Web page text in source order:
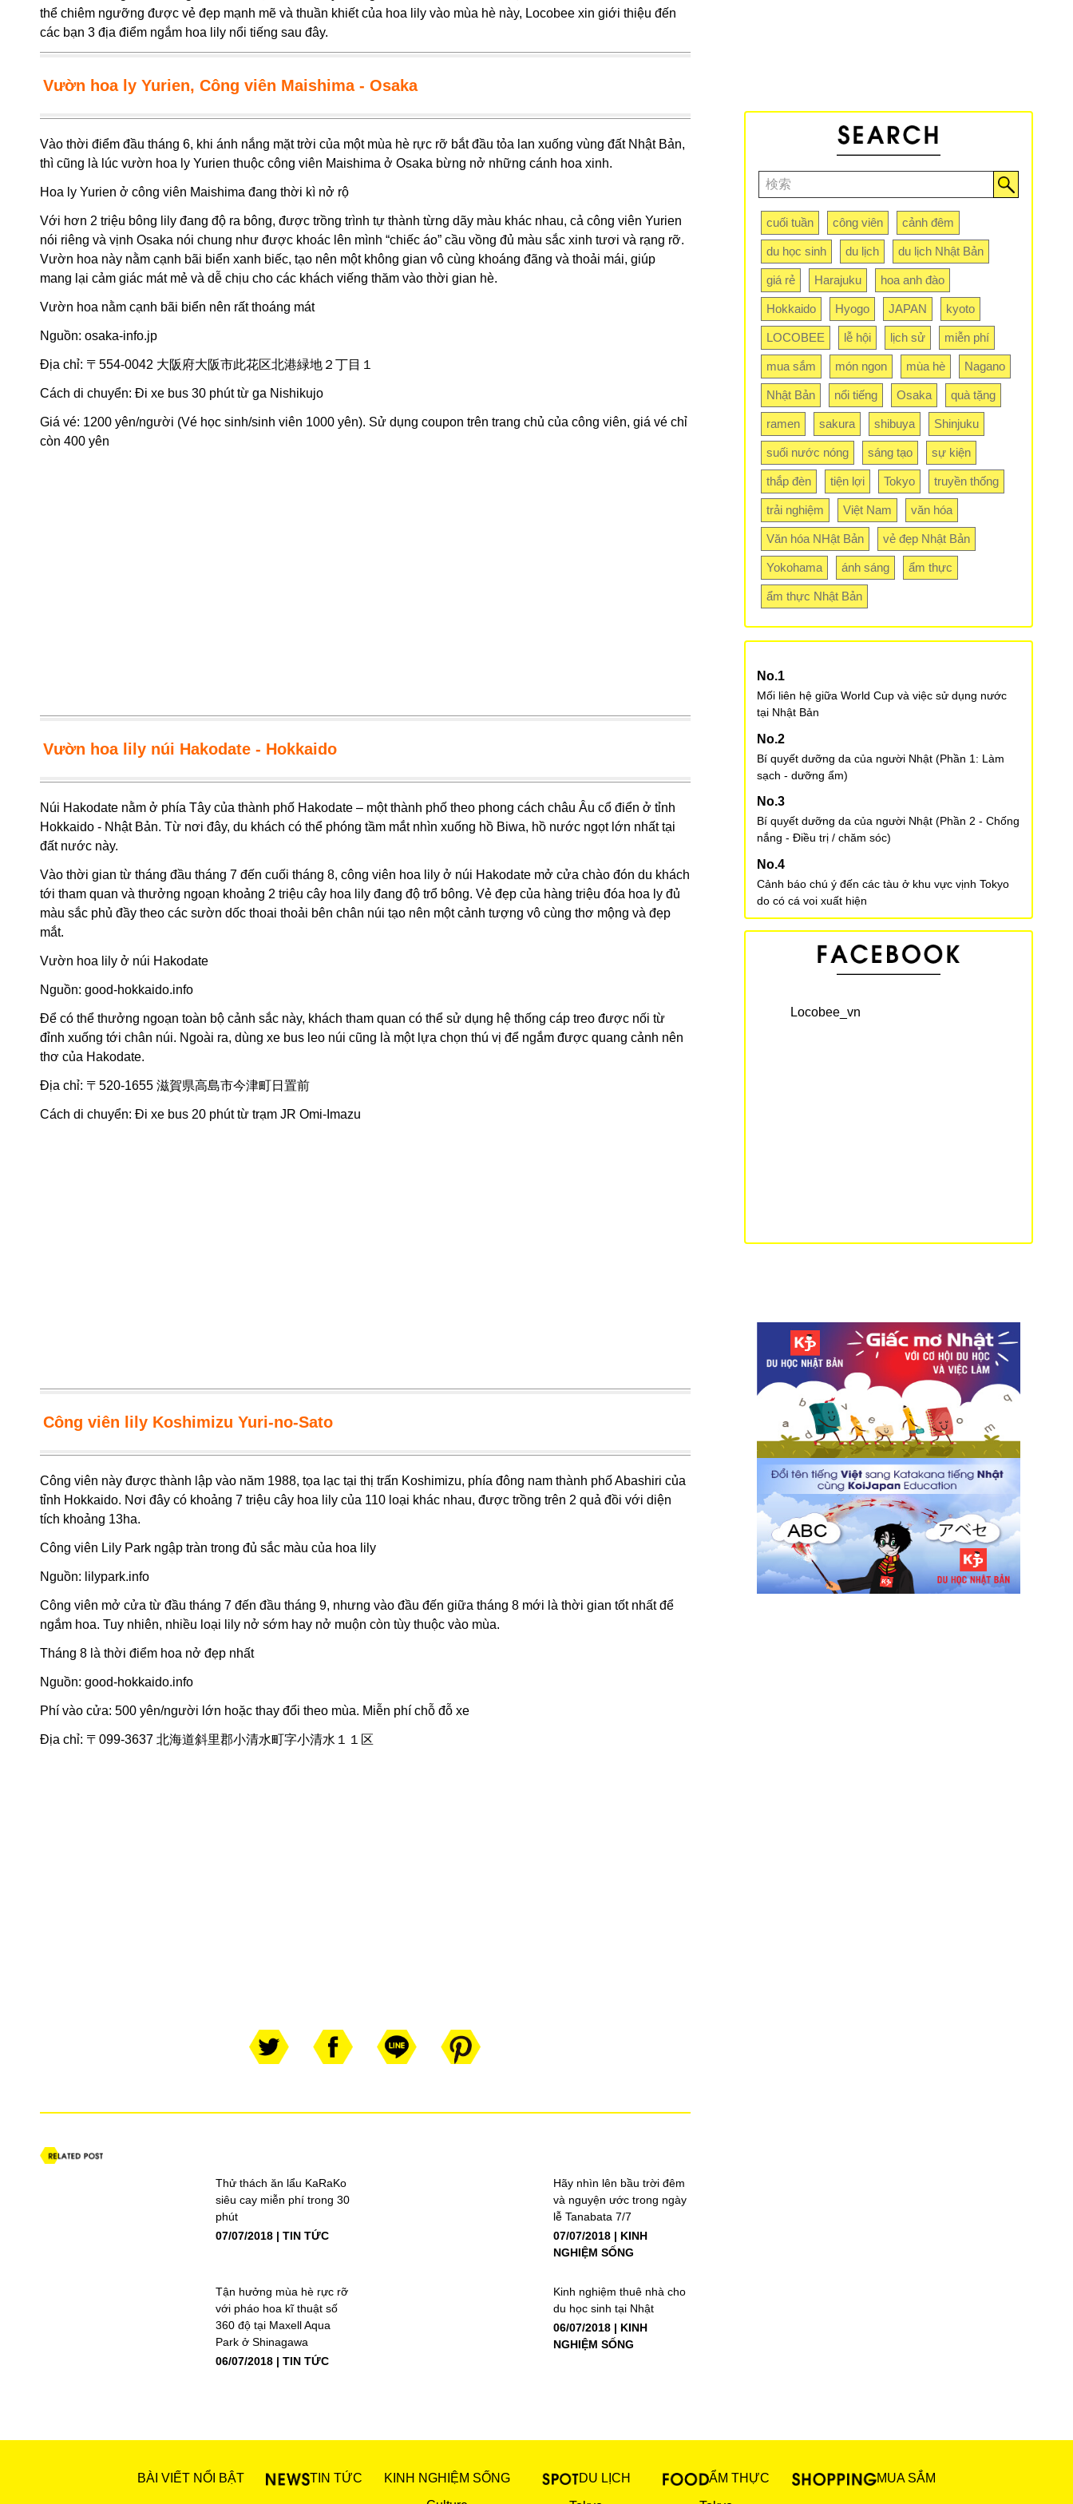
thể chiêm ngưỡng được vẻ đẹp mạnh mẽ và thuần khiết của hoa lily vào mùa hè này, Locobee xin giới thiệu đến
các bạn 3 địa điểm ngắm hoa lily nổi tiếng sau đây.
Vườn hoa ly Yurien, Công viên Maishima - Osaka
Vào thời điểm đầu tháng 6, khi ánh nắng mặt trời của một mùa hè rực rỡ bắt đầu tỏa lan xuống vùng đất Nhật Bản,
thì cũng là lúc vườn hoa ly Yurien thuộc công viên Maishima ở Osaka bừng nở những cánh hoa xinh.
Hoa ly Yurien ở công viên Maishima đang thời kì nở rộ
Với hơn 2 triệu bông lily đang độ ra bông, được trồng trình tự thành từng dãy màu khác nhau, cả công viên Yurien
nói riêng và vịnh Osaka nói chung như được khoác lên mình “chiếc áo” cầu vồng đủ màu sắc xinh tươi và rạng rỡ.
Vườn hoa này nằm cạnh bãi biển xanh biếc, tạo nên một không gian vô cùng khoáng đãng và thoải mái, giúp
mang lại cảm giác mát mẻ và dễ chịu cho các khách viếng thăm vào thời gian hè.
Vườn hoa nằm cạnh bãi biển nên rất thoáng mát
Nguồn: osaka-info.jp
Địa chỉ: 〒554-0042 大阪府大阪市此花区北港緑地２丁目１
Cách di chuyển: Đi xe bus 30 phút từ ga Nishikujo
Giá vé: 1200 yên/người (Vé học sinh/sinh viên 1000 yên). Sử dụng coupon trên trang chủ của công viên, giá vé chỉ
còn 400 yên
Vườn hoa lily núi Hakodate - Hokkaido
Núi Hakodate nằm ở phía Tây của thành phố Hakodate – một thành phố theo phong cách châu Âu cổ điển ở tỉnh
Hokkaido - Nhật Bản. Từ nơi đây, du khách có thể phóng tầm mắt nhìn xuống hồ Biwa, hồ nước ngọt lớn nhất tại
đất nước này.
Vào thời gian từ tháng đầu tháng 7 đến cuối tháng 8, công viên hoa lily ở núi Hakodate mở cửa chào đón du khách
tới tham quan và thưởng ngoạn khoảng 2 triệu cây hoa lily đang độ trổ bông. Vẻ đẹp của hàng triệu đóa hoa ly đủ
màu sắc phủ đầy theo các sườn dốc thoai thoải bên chân núi tạo nên một cảnh tượng vô cùng thơ mộng và đẹp
mắt.
Vườn hoa lily ở núi Hakodate
Nguồn: good-hokkaido.info
Để có thể thưởng ngoạn toàn bộ cảnh sắc này, khách tham quan có thể sử dụng hệ thống cáp treo được nối từ
đỉnh xuống tới chân núi. Ngoài ra, dùng xe bus leo núi cũng là một lựa chọn thú vị để ngắm được quang cảnh nên
thơ của Hakodate.
Địa chỉ: 〒520-1655 滋賀県高島市今津町日置前
Cách di chuyển: Đi xe bus 20 phút từ trạm JR Omi-Imazu
Công viên lily Koshimizu Yuri-no-Sato
Công viên này được thành lập vào năm 1988, tọa lạc tại thị trấn Koshimizu, phía đông nam thành phố Abashiri của
tỉnh Hokkaido. Nơi đây có khoảng 7 triệu cây hoa lily của 110 loại khác nhau, được trồng trên 2 quả đồi với diện
tích khoảng 13ha.
Công viên Lily Park ngập tràn trong đủ sắc màu của hoa lily
Nguồn: lilypark.info
Công viên mở cửa từ đầu tháng 7 đến đầu tháng 9, nhưng vào đầu đến giữa tháng 8 mới là thời gian tốt nhất để
ngắm hoa. Tuy nhiên, nhiều loại lily nở sớm hay nở muộn còn tùy thuộc vào mùa.
Tháng 8 là thời điểm hoa nở đẹp nhất
Nguồn: good-hokkaido.info
Phí vào cửa: 500 yên/người lớn hoặc thay đổi theo mùa. Miễn phí chỗ đỗ xe
Địa chỉ: 〒099-3637 北海道斜里郡小清水町字小清水１１区
Thử thách ăn lẩu KaRaKo
siêu cay miễn phí trong 30
phút
07/07/2018
TIN TỨC
Hãy nhìn lên bầu trời đêm
và nguyện ước trong ngày
lễ Tanabata 7/7
07/07/2018
KINH
NGHIỆM SỐNG
Tận hưởng mùa hè rực rỡ
với pháo hoa kĩ thuật số
360 độ tại Maxell Aqua
Park ở Shinagawa
06/07/2018
TIN TỨC
Kinh nghiệm thuê nhà cho
du học sinh tại Nhật
06/07/2018
KINH
NGHIỆM SỐNG
cuối tuần công viên cảnh đêm
du học sinh du lịch du lịch Nhật Bản
giá rẻ Harajuku hoa anh đào
Hokkaido Hyogo JAPAN kyoto
LOCOBEE lễ hội lịch sử miễn phí
mua sắm món ngon mùa hè Nagano
Nhật Bản nổi tiếng Osaka quà tặng
ramen sakura shibuya Shinjuku
suối nước nóng sáng tạo sự kiện
thắp đèn tiện lợi Tokyo truyền thống
trải nghiệm Việt Nam văn hóa
Văn hóa NHật Bản vẻ đẹp Nhật Bản
Yokohama ánh sáng ẩm thực
ẩm thực Nhật Bản
Mối liên hệ giữa World Cup và việc sử dụng nước
tại Nhật Bản
Bí quyết dưỡng da của người Nhật (Phần 1: Làm
sạch - dưỡng ẩm)
Bí quyết dưỡng da của người Nhật (Phần 2 - Chống
nắng - Điều trị / chăm sóc)
Cảnh báo chú ý đến các tàu ở khu vực vịnh Tokyo
do có cá voi xuất hiện
Sinh hoạt phí 1 tháng ở Nhật là bao nhiêu? Thông
tin tham khảo từ những người Việt đang sống tại
Locobee_vn
BÀI VIẾT NỔI BẬT TIN TỨC
KINH NGHIỆM SỐNG
DU LỊCH ẨM THỰC MUA SẮM